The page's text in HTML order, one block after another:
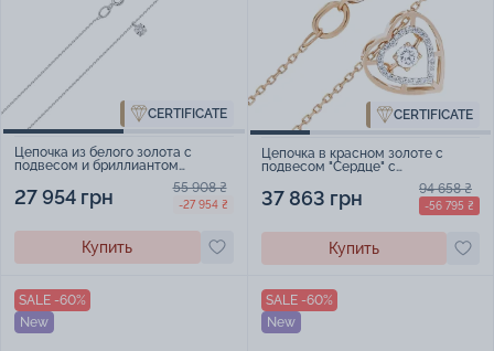
CERTIFICATE
Цепочка из белого золота с
подвесом и бриллиантом
плетение якорь - 2115526
27 954 грн 55 908 ₴
-27 954 ₴
Купить
CERTIFICATE
Цепочка в красном золоте с
подвесом "Сердце" с
плетение якорь - 1488296
37 863 грн 94 658 ₴
-56 795 ₴
Купить
SALE -60%
New
SALE -60%
New